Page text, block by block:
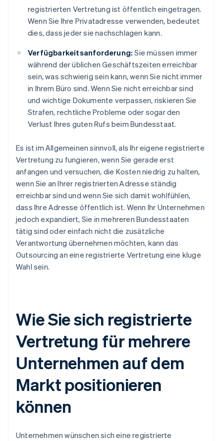
registrierten Vertretung ist öffentlich eingetragen.
Wenn Sie Ihre Privatadresse verwenden, bedeutet
dies, dass jeder sie nachschlagen kann.
Verfügbarkeitsanforderung: Sie müssen immer
während der üblichen Geschäftszeiten erreichbar
sein, was schwierig sein kann, wenn Sie nicht immer
in Ihrem Büro sind. Wenn Sie nicht erreichbar sind
und wichtige Dokumente verpassen, riskieren Sie
Strafen, rechtliche Probleme oder sogar den
Verlust Ihres guten Rufs beim Bundesstaat.
Es ist im Allgemeinen sinnvoll, als Ihr eigene registrierte
Vertretung zu fungieren, wenn Sie gerade erst
anfangen und versuchen, die Kosten niedrig zu halten,
wenn Sie an Ihrer registrierten Adresse ständig
erreichbar sind und wenn Sie sich damit wohlfühlen,
dass Ihre Adresse öffentlich ist. Wenn Ihr Unternehmen
jedoch expandiert, Sie in mehreren Bundesstaaten
tätig sind oder einfach nicht die zusätzliche
Verantwortung übernehmen möchten, kann das
Outsourcing an eine registrierte Vertretung eine kluge
Wahl sein.
Wie Sie sich registrierte
Vertretung für mehrere
Unternehmen auf dem
Markt positionieren
können
Unternehmen wünschen sich eine registrierte